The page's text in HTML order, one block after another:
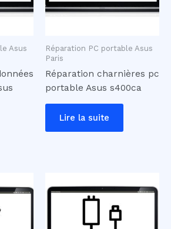
Asus
Réparation PC portable Asus
Paris
Réparation charnières pc
portable Asus s400ca
Lire la suite